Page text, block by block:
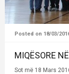
Posted on 18/03/
MIQËSORE
Sot më 18 Mars